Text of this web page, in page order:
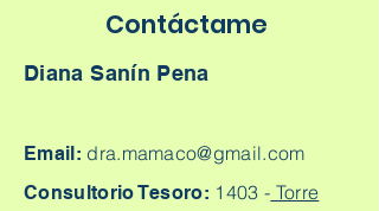
Contáctame
Diana Sanín Pena
Email: dra.mamaco@gmail.com
Consultorio Tesoro: 1403 - Torre